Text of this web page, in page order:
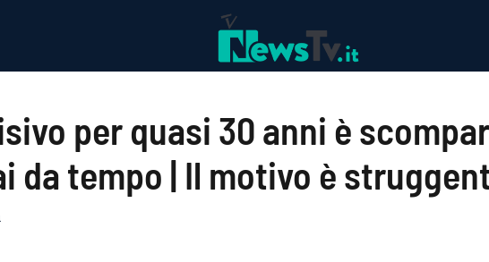
per quasi 30 anni è
da tempo | Il motivo è